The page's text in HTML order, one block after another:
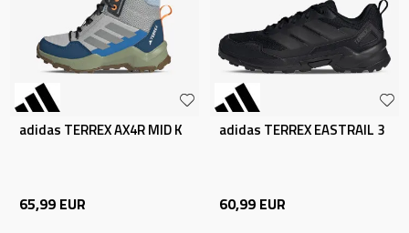
adidas TERREX AX4R MID K
65,99 EUR
adidas TERREX EASTRAIL 3
60,99 EUR